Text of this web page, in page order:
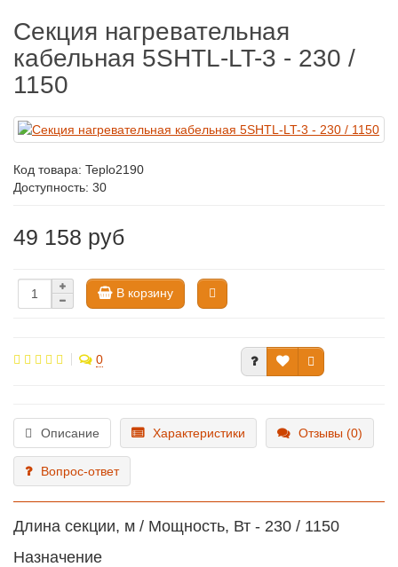
Секция нагревательная
кабельная 5SHTL-LT-3 - 230 /
1150
Код товара: Teplo2190
Доступность: 30
49 158 руб
В корзину
0
Описание Характеристики Отзывы (0)
Вопрос-ответ
Длина секции, м / Мощность, Вт - 230 / 1150
Назначение